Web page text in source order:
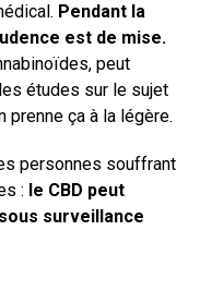
Pendant la
est de mise.
peut
études sur le sujet
prenne ça à la légère.
personnes souffrant
: le CBD peut
surveillance